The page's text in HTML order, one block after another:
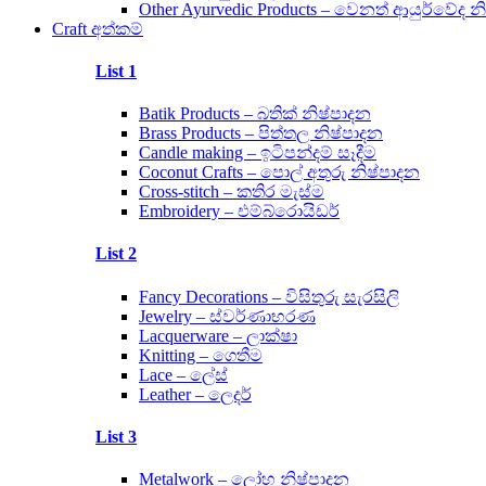
Other Ayurvedic Products – වෙනත් ආයුර්වේද
Craft අත්කම්
List 1
Batik Products – බතික් නිෂ්පාදන
Brass Products – පිත්තල නිෂ්පාදන
Candle making – ඉටිපන්දම් සෑදීම
Coconut Crafts – පොල් අතුරු නිෂ්පාදන
Cross-stitch – කතිර මැස්ම
Embroidery – එම්බ්රොයිඩර්
List 2
Fancy Decorations – විසිතුරු සැරසිලි
Jewelry – ස්වර්ණාභරණ
Lacquerware – ලාක්ෂා
Knitting – ගෙතීම
Lace – ලේස්
Leather – ලෙදර්
List 3
Metalwork – ලෝහ නිෂ්පාදන